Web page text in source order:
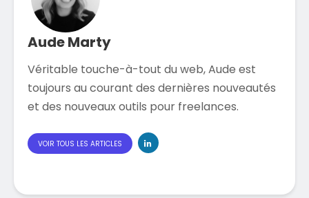
Aude Marty
Véritable touche-à-tout du web, Aude est
toujours au courant des dernières nouveautés
et des nouveaux outils pour freelances.
VOIR TOUS LES ARTICLES